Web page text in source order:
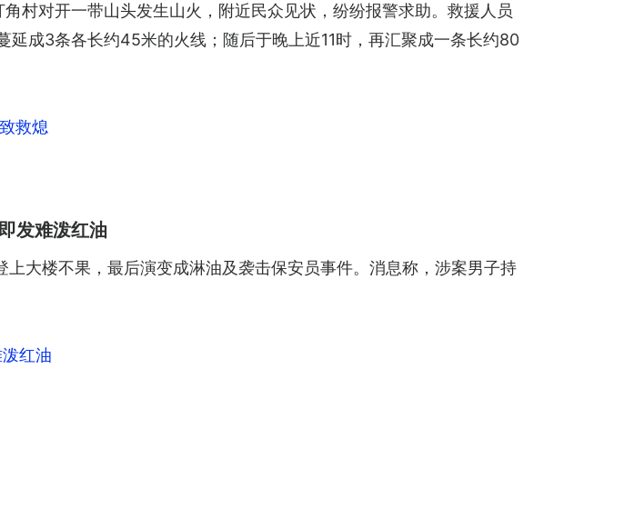
村对开一带山头发生山火，附近民众见状，纷纷报警求助。救援人员
成3条各长约45米的火线；随后于晚上近11时，再汇聚成一条长约80
救熄
发难泼红油
大楼不果，最后演变成淋油及袭击保安员事件。消息称，涉案男子持
红油